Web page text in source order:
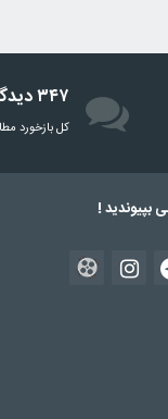
۳۴۷ دیدگاه
‌کل بازخورد
بپیوندید !